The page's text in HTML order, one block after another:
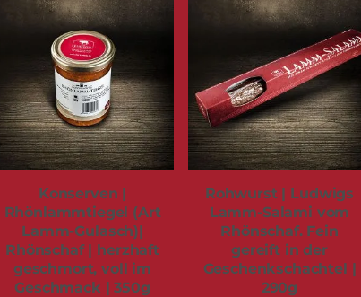
Konserven |
Rhönlammtiegel (Art
Lamm-Gulasch)|
Rhönschaf | herzhaft
geschmort, voll im
Geschmack | 350g
Rohwurst | Ludwigs
Lamm-Salami vom
Rhönschaf. Fein
gereift in der
Geschenkschachtel |
290g